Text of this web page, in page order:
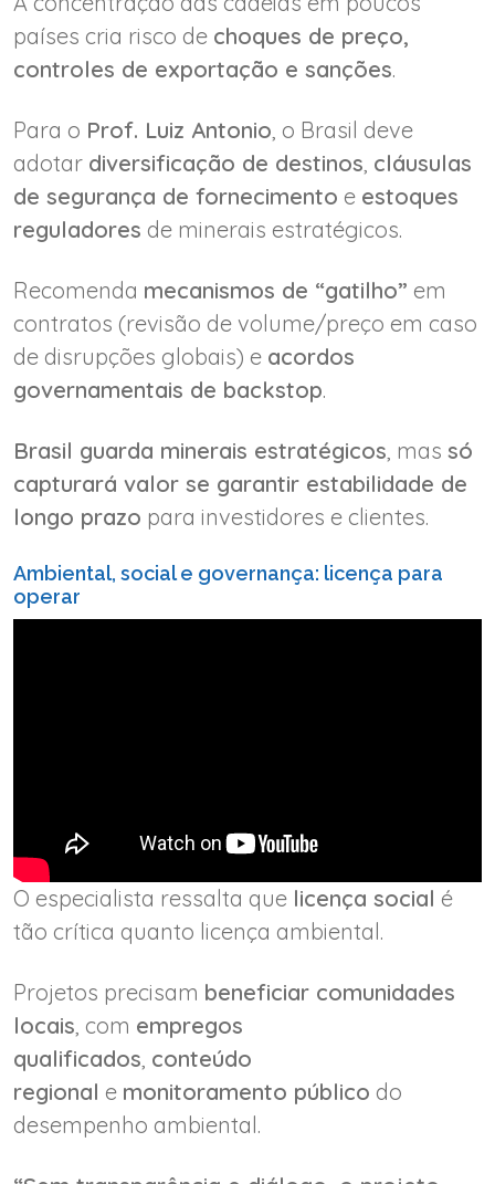
países cria risco de choques de preço,
controles de exportação e sanções.
Para o Prof. Luiz Antonio , o Brasil deve
adotar diversificação de destinos cláusulas
de segurança de fornecimento e estoques
reguladores de minerais estratégicos.
Recomenda mecanismos de “gatilho” em
contratos (revisão de volume/preço em caso
de disrupções globais) e acordos
governamentais de backstop.
Brasil guarda minerais estratégicos , mas só
capturará valor se garantir estabilidade de
longo prazo para investidores e clientes.
Ambiental, social e governança: licença para
operar
O especialista ressalta que licença social é
tão crítica quanto licença ambiental.
Projetos precisam beneficiar comunidades
locais, com empregos
qualificados, conteúdo
regional e monitoramento público do
desempenho ambiental.